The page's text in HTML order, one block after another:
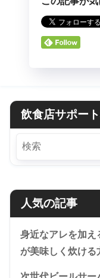
飲食店サポー
人気の記事
身近なアレを加え
が美味しく炊ける